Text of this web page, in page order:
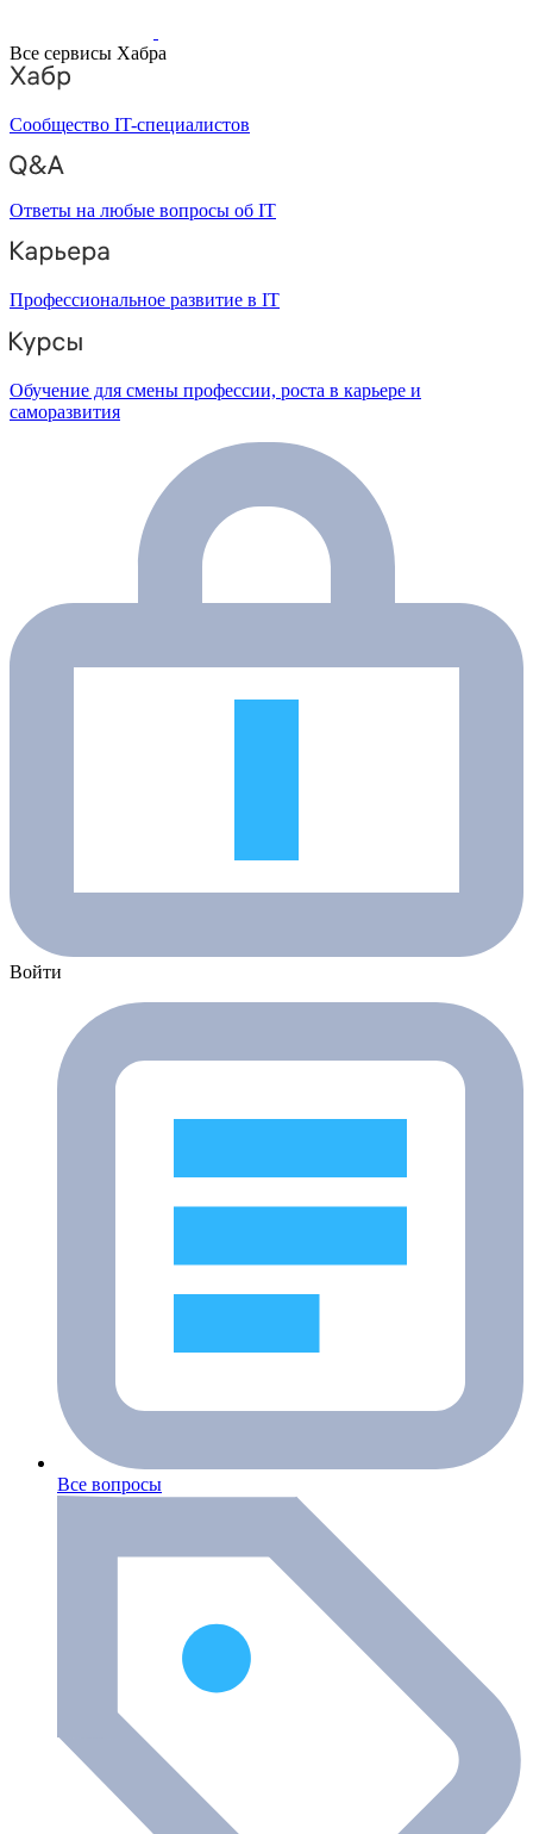
Все сервисы Хабра
Сообщество IT-специалистов
Ответы на любые вопросы об IT
Профессиональное развитие в IT
Обучение для смены профессии, роста в карьере и
саморазвития
Войти
Все вопросы